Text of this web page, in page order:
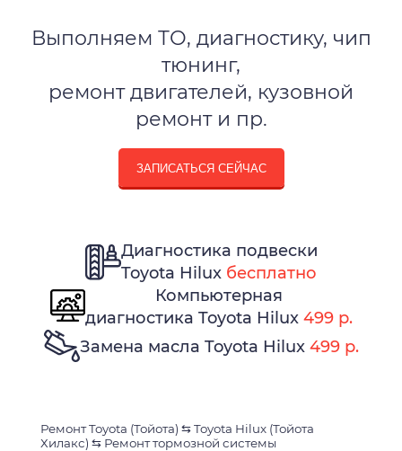
Выполняем ТО, диагностику, чип
тюнинг,
ремонт двигателей, кузовной
ремонт и пр.
ЗАПИСАТЬСЯ СЕЙЧАС
Диагностика подвески
Toyota Hilux бесплатно
Компьютерная
диагностика Toyota Hilux 499 р.
Замена масла Toyota Hilux 499 р.
Ремонт Toyota (Тойота) ⇆Toyota Hilux (Тойота
Хилакс) ⇆ Ремонт тормозной системы